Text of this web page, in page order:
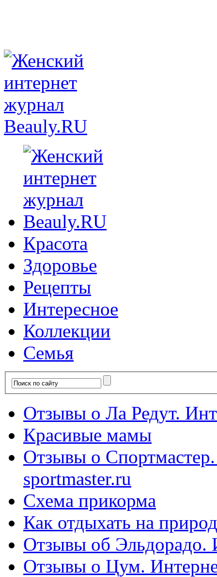
Красота
Здоровье
Рецепты
Интересное
Коллекции
Семья
Отзывы о Ла Редут.
Красивые мамы
Отзывы о
sportmaster.ru
Схема прикорма
Как отдыхать на
Отзывы об Эльдорадо.
Отзывы о Цум.